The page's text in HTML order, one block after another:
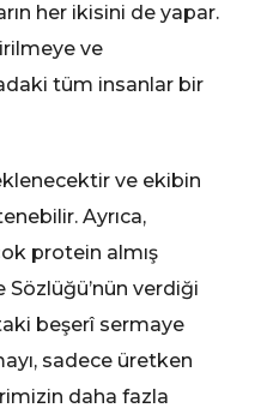
her ikisini de yapar.
ve
tüm insanlar bir
ve ekibin
Ayrıca,
protein almış
Sözlüğü’nün verdiği
beşerî sermaye
sadece üretken
daha fazla